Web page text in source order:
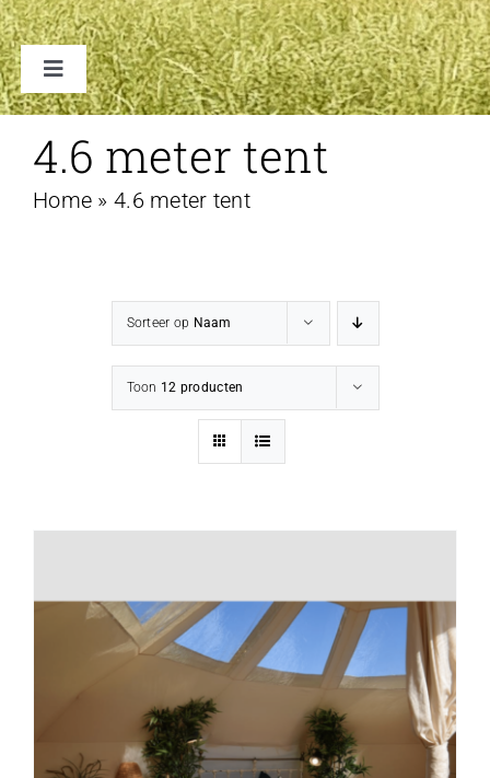
Toggle
Navigation
ACCESSOIRES
CONTACT
4.6 meter tent
Home » 4.6 meter tent
Sorteer op Naam
Toon 12 producten